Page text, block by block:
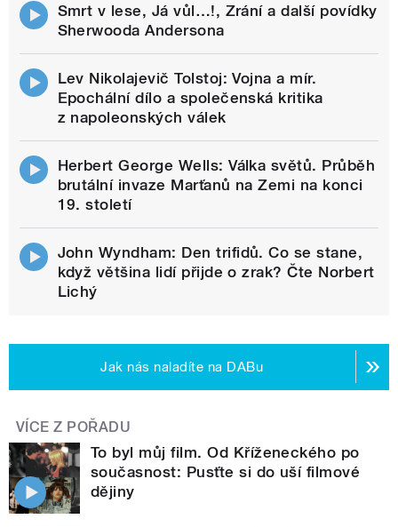
Smrt v lese, Já vůl…!, Zrání a další povídky
Sherwooda Andersona
Lev Nikolajevič Tolstoj: Vojna a mír.
Epochální dílo a společenská kritika
z napoleonských válek
Herbert George Wells: Válka světů. Průběh
brutální invaze Marťanů na Zemi na konci
19. století
John Wyndham: Den trifidů. Co se stane,
když většina lidí přijde o zrak? Čte Norbert
Lichý
Jak nás naladíte na DABu
VÍCE Z POŘADU
To byl můj film. Od Kříženeckého po
současnost: Pusťte si do uší filmové
dějiny